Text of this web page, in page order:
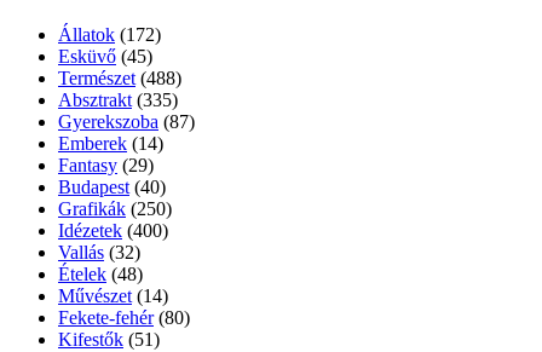
Állatok (172)
Esküvő (45)
Természet (488)
Absztrakt (335)
Gyerekszoba (87)
Emberek (14)
Fantasy (29)
Budapest (40)
Grafikák (250)
Idézetek (400)
Vallás (32)
Ételek (48)
Művészet (14)
Fekete-fehér (80)
Kifestők (51)